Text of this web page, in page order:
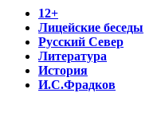
12+
Лицейские беседы
Русский Север
Литература
История
И.С.Фрадков